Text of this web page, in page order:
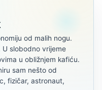
od malih nogu.
U slobodno vrijeme
u obližnjem kafiću.
sam nešto od
fizičar, astronaut,